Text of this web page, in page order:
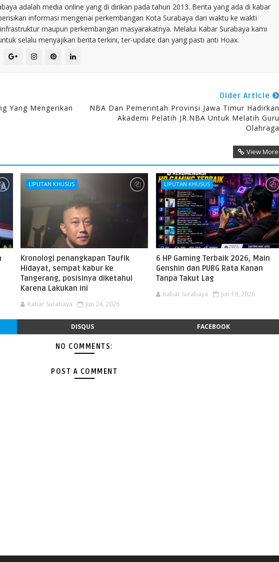
adalah media online yang di dirikan pada tahun 2013. Berita yang ada di kabar
informasi mengenai perkembangan Kota Surabaya dari waktu ke wakti
maupun perkembangan masyarakatnya. Melalui Kabar Surabaya kami
selalu menyajikan berita terkini, ter-update dan yang pasti anti Hoax.
Yang Mengerikan
Older Article
NBA Dan Pemerintah Provinsi Jawa Timur Hadirkan
Akademi Pelatih JR.NBA Untuk Melatih Guru
Olahraga
View More
LIPUTAN KHUSUS
Kronologi penangkapan Taufik
Hidayat, sempat kabur ke
Tangerang, posisinya diketahui
Karena Lakukan ini
Kabar Surabaya Jun 24, 2026
LIPUTAN KHUSUS
6 HP Gaming Terbaik 2026, Main
Genshin dan PUBG Rata Kanan
Tanpa Takut Lag
Kabar Surabaya Jun 19, 2026
DISQUS FACEBOOK
NO COMMENTS:
POST A COMMENT